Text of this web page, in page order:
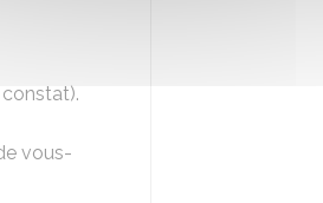
vous-